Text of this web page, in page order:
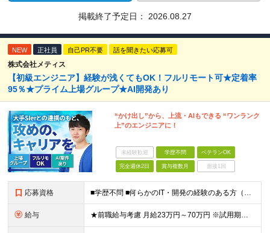
掲載終了予定日： 2026.08.27
NEW 正社員 自己PR不要 話を聞きたい応募可
株式会社メティス
【初級エンジニア】経験が浅くてもOK！フルリモート可★定着率
95％★プライム上場グループ★AI開発あり
“かけ出し”から、上流・AIもできる “ワンランク
上”のエンジニアに！
未経験歓迎 学歴不問 ベテランOK
完全週休2日 賞与複数月 面接1回
応募資格 ■学歴不問 ■何らかのIT・開発の経験のある方（年数不問） 「応募資格を満たしているか微妙…」 「ちょっとかじった程度の経験しかない…」 そんな方も大歓迎です！ これまでの経験・スキルよりも、 『
給与 ★前職給与考慮 月給23万円～70万円 ※試用期間6ヶ月(期間中の待遇・条件等に変更なし) ※上記月給には月20時間分の固定残業代を含みます ※固定残業代は時間外労働の有無に関わらず40,541円～